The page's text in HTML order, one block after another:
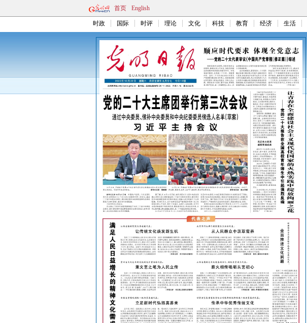
首页 English
时政 国际 时评 理论 文化 科技 教育 经济 生活